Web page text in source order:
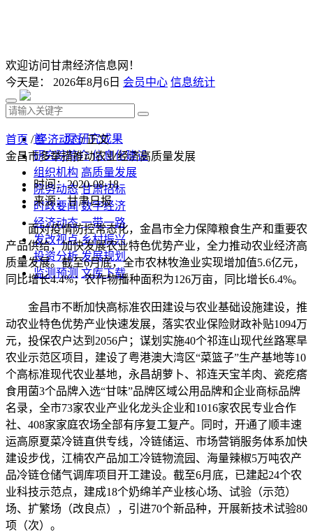
欢迎访问甘肃经济信息网！
今天是： 2026年8月6日 会员中心 信息统计
首 页 研究成果
研究院简介 信息化建设
组织机构 高质量发展
院务动态 甘肃招标
时政要闻 数字经济
经济动态 一带一路
发改视点 乡村振兴
投资分析 发展规划
监测预测 文库下载
首页 /经济动态/ 正文
金昌市多举措推动农业经济高质量发展
时间：2020-08-18
来源：甘肃日报
面对疫情防控常态化，金昌市全力保障粮食生产和重要农
产品供给，加快发展农业特色优势产业，全力推动农业经济高
质量发展。截至6月底，全市农林牧渔业实现增加值5.6亿元，
同比增长4.4%；农作物播种面积为126万亩，同比增长6.4%。
金昌市不断加快高标准农田建设与农业基础设施建设，推
动农业特色优势产业快速发展，落实农业保险财政补贴1094万
元，投保农户达到2056户；谋划实施40个祁连山现代丝路寒旱
农业示范区项目，建设了粤港澳大湾区“菜篮子”生产基地等10
个高标准现代农业基地，永昌胡萝卜、祁连天宝羊肉、瓷疙瘩
食用菌3个品牌入选“甘味”品牌区域公用品牌和企业商标品牌
名录，全市73家农业产业化龙头企业和1016家农民专业合作
社、408家家庭农场全部有序复工复产。同时，开通了顺丰速
运高原夏菜冷链直供专线，冷链储运、市场营销服务体系加快
建设步伐，江楠农产品加工冷链物流园、海量辣椒5万吨农产
品冷链仓储气调库项目开工建设。截至6月底，已建起24个农
业科技示范点，建成18个奶绵羊产业核心场、试验（示范）
场、扩繁场（改良点），引进70个新品种，开展新技术试验80
项（次）。